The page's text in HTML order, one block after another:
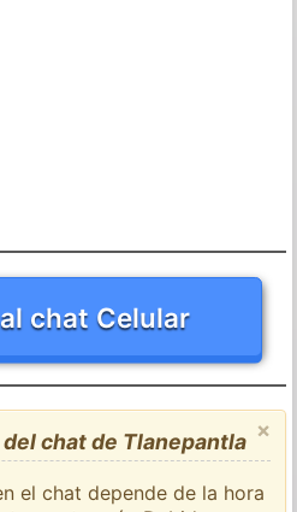
chat Celular
×
chat de Tlanepantla
el chat depende de la hora